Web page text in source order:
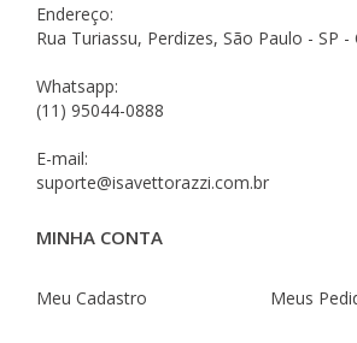
Endereço:
Rua Turiassu, Perdizes, São Paulo - SP -
Whatsapp:
(11) 95044-0888
E-mail:
suporte@isavettorazzi.com.br
MINHA CONTA
Meu Cadastro Meus